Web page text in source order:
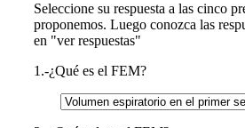
Seleccione su respuesta a las cinco
proponemos. Luego conozca las
en "ver respuestas"
1.-¿Qué es el FEM?